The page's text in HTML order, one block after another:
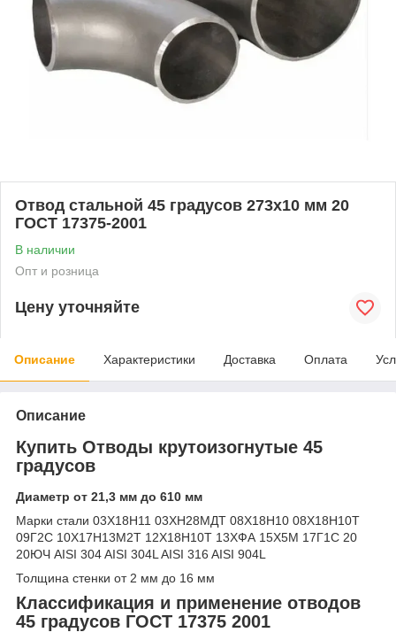
Отвод стальной 45 градусов 273x10 мм 20
ГОСТ 17375-2001
В наличии
Опт и розница
Цену уточняйте
Описание Характеристики Доставка Оплата
Описание
Купить Отводы крутоизогнутые 45
градусов
Диаметр от 21,3 мм до 610 мм
Марки стали 03Х18Н11 03ХН28МДТ 08Х18Н10 08Х18Н10Т
09Г2С 10Х17Н13М2Т 12Х18Н10Т 13ХФА 15Х5М 17Г1С 20
20ЮЧ AISI 304 AISI 304L AISI 316 AISI 904L
Толщина стенки от 2 мм до 16 мм
Классификация и применение отводов
45 градусов ГОСТ 17375 2001